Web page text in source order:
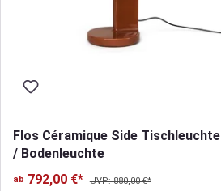
Flos Céramique Side Tischleuchte
/ Bodenleuchte
ab 792,00 €* UVP: 880,00 €*